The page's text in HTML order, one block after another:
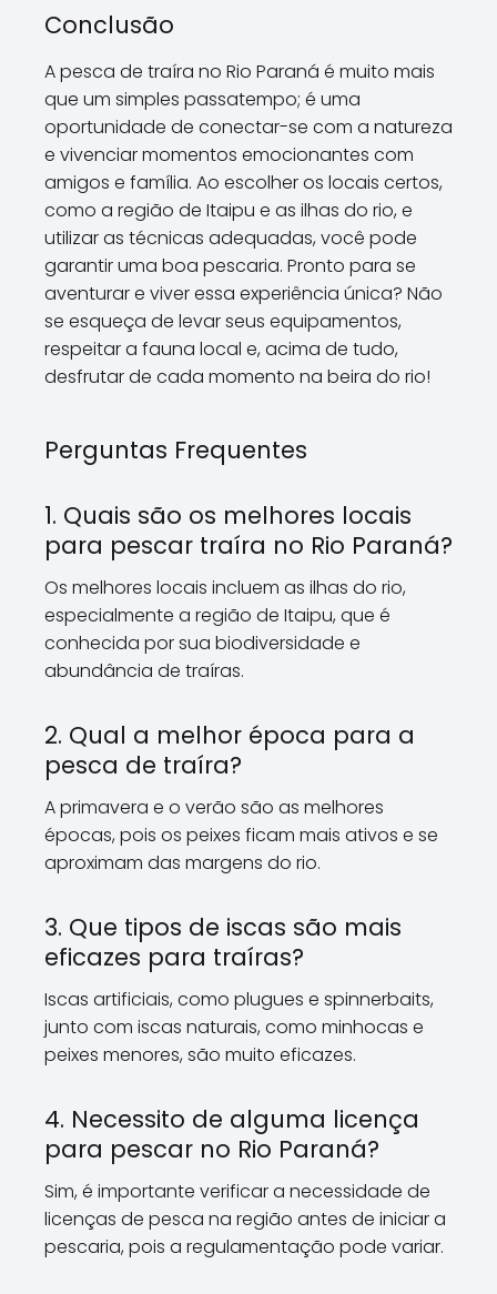
Conclusão
A pesca de traíra no Rio Paraná é muito mais
que um simples passatempo; é uma
oportunidade de conectar-se com a natureza
e vivenciar momentos emocionantes com
amigos e família. Ao escolher os locais certos,
como a região de Itaipu e as ilhas do rio, e
utilizar as técnicas adequadas, você pode
garantir uma boa pescaria. Pronto para se
aventurar e viver essa experiência única? Não
se esqueça de levar seus equipamentos,
respeitar a fauna local e, acima de tudo,
desfrutar de cada momento na beira do rio!
Perguntas Frequentes
1. Quais são os melhores locais
para pescar traíra no Rio Paraná?
Os melhores locais incluem as ilhas do rio,
especialmente a região de Itaipu, que é
conhecida por sua biodiversidade e
abundância de traíras.
2. Qual a melhor época para a
pesca de traíra?
A primavera e o verão são as melhores
épocas, pois os peixes ficam mais ativos e se
aproximam das margens do rio.
3. Que tipos de iscas são mais
eficazes para traíras?
Iscas artificiais, como plugues e spinnerbaits,
junto com iscas naturais, como minhocas e
peixes menores, são muito eficazes.
4. Necessito de alguma licença
para pescar no Rio Paraná?
Sim, é importante verificar a necessidade de
licenças de pesca na região antes de iniciar a
pescaria, pois a regulamentação pode variar.